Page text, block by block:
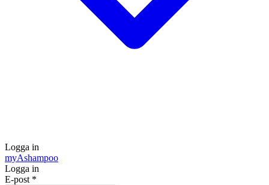
Logga in
myAshampoo
Logga in
E-post *